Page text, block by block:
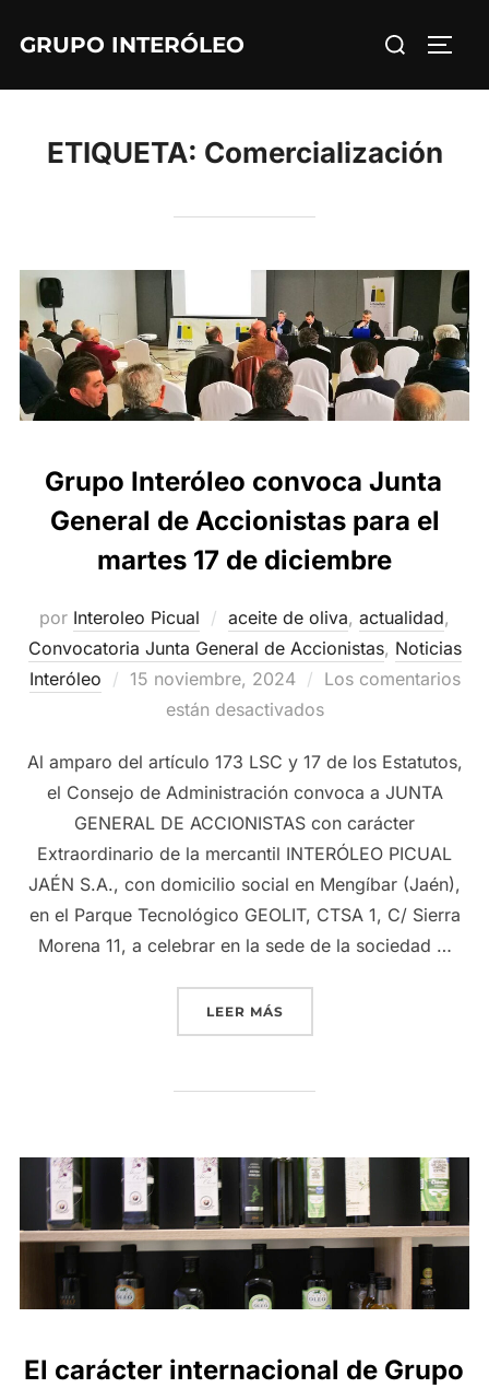
GRUPO INTERÓLEO Buscar:
ETIQUETA: Comercialización
Grupo Interóleo convoca Junta
General de Accionistas para el
martes 17 de diciembre
por Interoleo Picual aceite de oliva, actualidad,
Convocatoria Junta General de Accionistas, Noticias
Interóleo
Publicado
15 noviembre, 2024
Los comentarios
están desactivados
Al amparo del artículo 173 LSC y 17 de los Estatutos,
el Consejo de Administración convoca a JUNTA
GENERAL DE ACCIONISTAS con carácter
Extraordinario de la mercantil INTERÓLEO PICUAL
JAÉN S.A., con domicilio social en Mengíbar (Jaén),
en el Parque Tecnológico GEOLIT, CTSA 1, C/ Sierra
Morena 11, a celebrar en la sede de la sociedad …
LEER MÁS«GRUPO INTERÓLEO
El carácter internacional de Grupo